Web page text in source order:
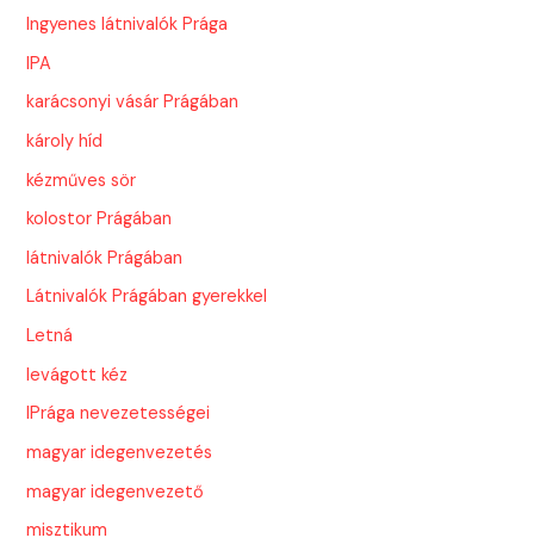
Ingyenes látnivalók Prága
IPA
karácsonyi vásár Prágában
károly híd
kézműves sör
kolostor Prágában
látnivalók Prágában
Látnivalók Prágában gyerekkel
Letná
levágott kéz
lPrága nevezetességei
magyar idegenvezetés
magyar idegenvezető
misztikum